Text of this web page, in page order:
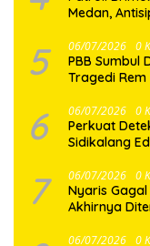
Medan,
5 06/07/2026 0
PBB Sumbul
Tragedi Rem
6 06/07/2026 0
Perkuat
Sidikalang
7 06/07/2026 0
Nyaris
Akhirnya
06/07/2026 0